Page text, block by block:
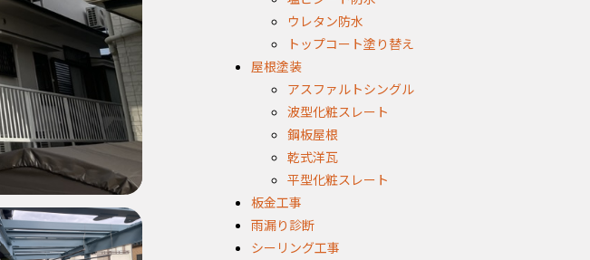
ウレタン防水
トップコート塗り替え
屋根塗装
アスファルトシングル
波型化粧スレート
鋼板屋根
乾式洋瓦
平型化粧スレート
板金工事
雨漏り診断
シーリング工事